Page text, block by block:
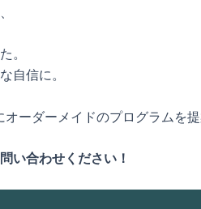
。
自信に。
ーダーメイドのプログラムを提
い合わせください！